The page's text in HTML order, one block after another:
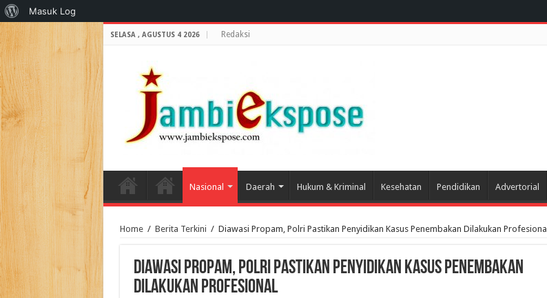
SELASA , AGUSTUS 4 2026 Redaksi
Nasional Daerah Hukum & Kriminal Kesehatan Pendidikan Advertorial
Home / Berita Terkini / Diawasi Propam, Polri Pastikan Penyidikan Kasus Penembakan Dilakukan Profesional
Diawasi Propam, Polri Pastikan Penyidikan Kasus Penembakan
Dilakukan Profesional
Tentang
WordPress
Masuk Log